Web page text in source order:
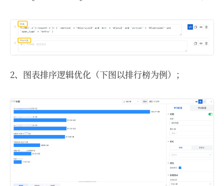
2、图表排序逻辑优化（下图以排行榜为例）；